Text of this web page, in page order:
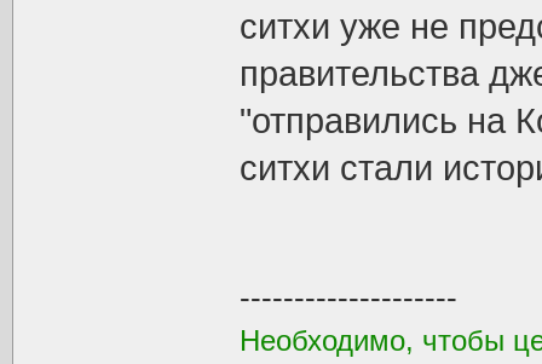
ситхи уже не
правительства
"отправились на
ситхи стали
--------------------
Необходимо, чтобы